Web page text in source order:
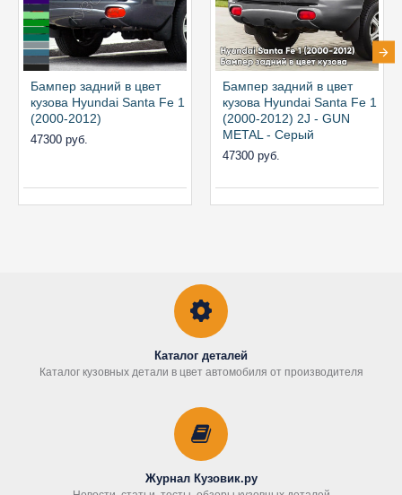
Бампер задний в цвет
кузова Hyundai Santa Fe 1
(2000-2012)
47300 руб.
Бампер задний в цвет
кузова Hyundai Santa Fe 1
(2000-2012) 2J - GUN
METAL - Серый
47300 руб.
Каталог деталей
Каталог кузовных детали в цвет автомобиля от производителя
Журнал Кузовик.ру